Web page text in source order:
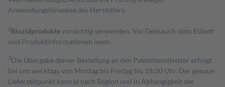
Anwendungshinweise des Herstellers.
2Biozidproduktevorsichtig verwenden. Vor Gebrauch stets Etikett
und Produktinformationen lesen.
3Die Übergabe deiner Bestellung an den Paketdienstleister erfolgt
bei uns werktags von Montag bis Freitag bis 18:00 Uhr. Der genaue
Lieferzeitpunkt kann je nach Region und in Abhängigkeit der